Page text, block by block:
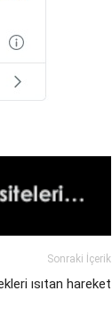
Sonraki İçerik
ısıtan hareket